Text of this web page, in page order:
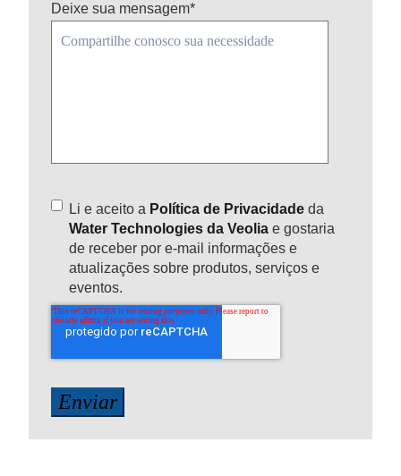
Deixe sua mensagem*
Li e aceito a Política de Privacidade da
Water Technologies da Veolia e gostaria
de receber por e-mail informações e
atualizações sobre produtos, serviços e
eventos.